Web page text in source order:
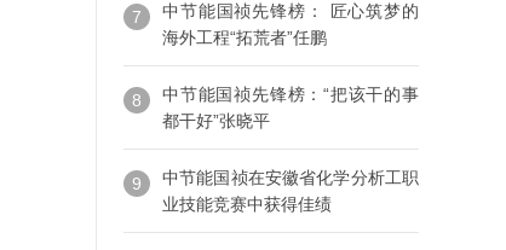
7
中节能国祯先锋榜： 匠心筑梦的
海外工程“拓荒者”任鹏
8
中节能国祯先锋榜：“把该干的事
都干好”张晓平
9
中节能国祯在安徽省化学分析工职
业技能竞赛中获得佳绩